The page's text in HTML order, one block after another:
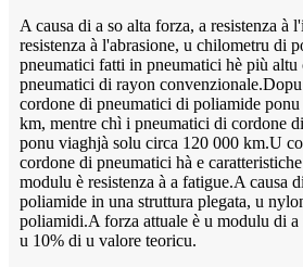
A causa di a so alta forza, a resistenza à
resistenza à l'abrasione, u chilometru di
pneumatici fatti in pneumatici hè più altu
pneumatici di rayon
cordone di pneumatici di poliamide
km, mentre chì i pneumatici di cordone
ponu viaghjà solu circa 120 000 km.U
cordone di pneumatici hà e
modulu è resistenza à a fatigue.A causa
poliamide in una struttura plegata, u
poliamidi.A forza attuale è u modulu di
u 10% di u valore teoricu.